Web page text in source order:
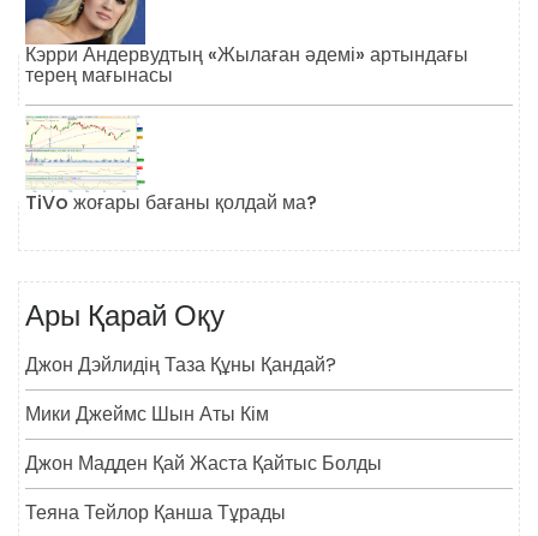
Кэрри Андервудтың «Жылаған әдемі» артындағы
терең мағынасы
TiVo жоғары бағаны қолдай ма?
Ары Қарай Оқу
Джон Дэйлидің Таза Құны Қандай?
Мики Джеймс Шын Аты Кім
Джон Мадден Қай Жаста Қайтыс Болды
Теяна Тейлор Қанша Тұрады